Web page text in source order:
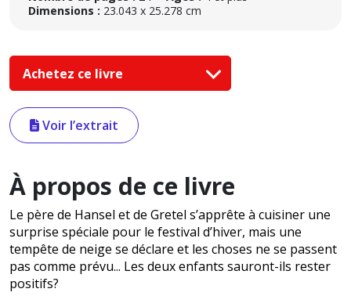
Dimensions : 23.043 x 25.278 cm
Achetez ce livre
Voir l’extrait
À propos de ce livre
Le père de Hansel et de Gretel s’apprête à cuisiner une
surprise spéciale pour le festival d’hiver, mais une
tempête de neige se déclare et les choses ne se passent
pas comme prévu... Les deux enfants sauront-ils rester
positifs?